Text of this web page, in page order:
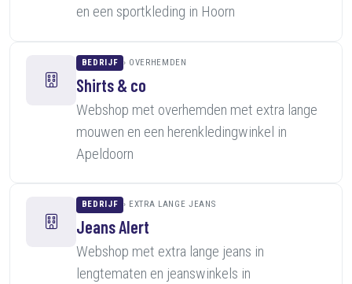
en een sportkleding in Hoorn
BEDRIJF OVERHEMDEN
Shirts & co
Webshop met overhemden met extra lange
mouwen en een herenkledingwinkel in
Apeldoorn
BEDRIJF EXTRA LANGE JEANS
Jeans Alert
Webshop met extra lange jeans in
lengtematen en jeanswinkels in